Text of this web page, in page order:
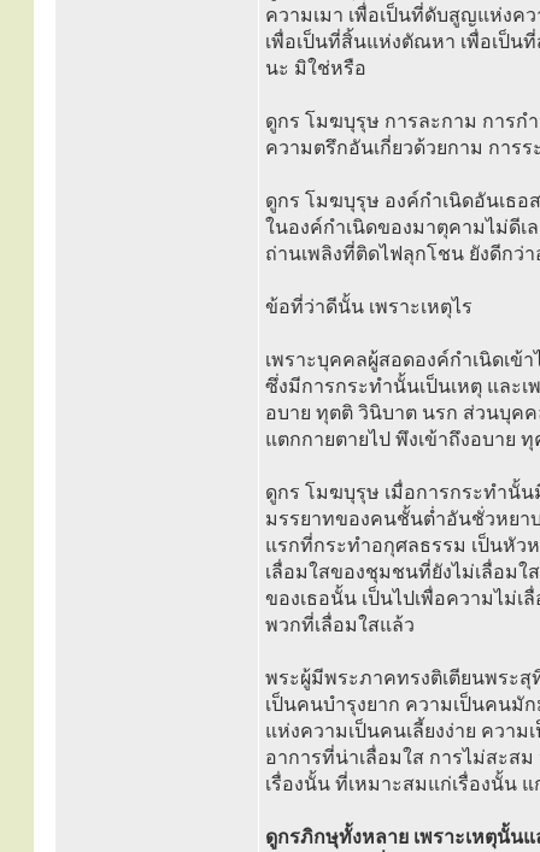
ความเมา เพื่อเป็นที่ดับสูญแห่งค
เพื่อเป็นที่สิ้นแห่งตัณหา เพื่อเป็
นะ มิใช่หรือ
ดูกร โมฆบุรุษ การละกาม การก
ความตรึกอันเกี่ยวด้วยกาม การ
ดูกร โมฆบุรุษ องค์กำเนิดอันเธอ
ในองค์กำเนิดของมาตุคามไม่ดีเ
ถ่านเพลิงที่ติดไฟลุกโชน ยังดีกว่
ข้อที่ว่าดีนั้น เพราะเหตุไร
เพราะบุคคลผู้สอดองค์กำเนิดเ
ซึ่งมีการกระทำนั้นเป็นเหตุ และเ
อบาย ทุตติ วินิบาต นรก ส่วนบุค
แตกกายตายไป พึงเข้าถึงอบาย
ดูกร โมฆบุรุษ เมื่อการกระทำนั้น
มรรยาทของคนชั้นต่ำอันชั่วหยา
แรกที่กระทำอกุศลธรรม เป็นหัว
เลื่อมใสของชุมชนที่ยังไม่เลื่อมใ
ของเธอนั้น เป็นไปเพื่อความไม่
พวกที่เลื่อมใสแล้ว
พระผู้มีพระภาคทรงติเตียนพระสุ
เป็นคนบำรุงยาก ความเป็นคน
แห่งความเป็นคนเลี้ยงง่าย ควา
อาการที่น่าเลื่อมใส การไม่สะส
เรื่องนั้น ที่เหมาะสมแก่เรื่องนั้น
ดูกรภิกษุทั้งหลาย เพราะเหตุนั้น